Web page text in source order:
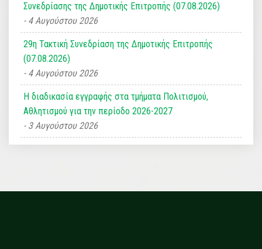
Συνεδρίασης της Δημοτικής Επιτροπής (07.08.2026)
4 Αυγούστου 2026
29η Τακτική Συνεδρίαση της Δημοτικής Επιτροπής
(07.08.2026)
4 Αυγούστου 2026
Η διαδικασία εγγραφής στα τμήματα Πολιτισμού,
Αθλητισμού για την περίοδο 2026-2027
3 Αυγούστου 2026